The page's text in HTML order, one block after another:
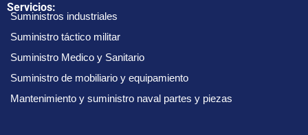
Servicios:
Suministros industriales
Suministro táctico militar
Suministro Medico y Sanitario
Suministro de mobiliario y equipamiento
Mantenimiento y suministro naval partes y piezas